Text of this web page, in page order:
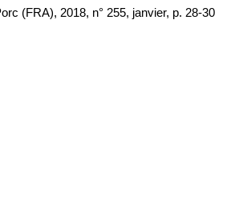
(FRA), 2018, n° 255, janvier, p. 28-30